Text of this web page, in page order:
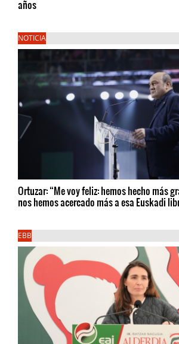
años
NOTICIA
Ortuzar: “Me voy feliz: hemos hecho más
nos hemos acercado más a esa Euskadi
EBB